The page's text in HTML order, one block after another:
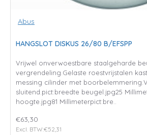
Abus
HANGSLOT DISKUS 26/80 B/EFSPP
Vrijwel onverwoestbare staalgeharde
vergrendeling.Gelaste roestvrijstalen
messing cilinder met
sluitend.pict:breedte beugel.jpg25
hoogte.jpg81 Millimeterpict:bre..
€63,30
Excl. BTW:€52,31